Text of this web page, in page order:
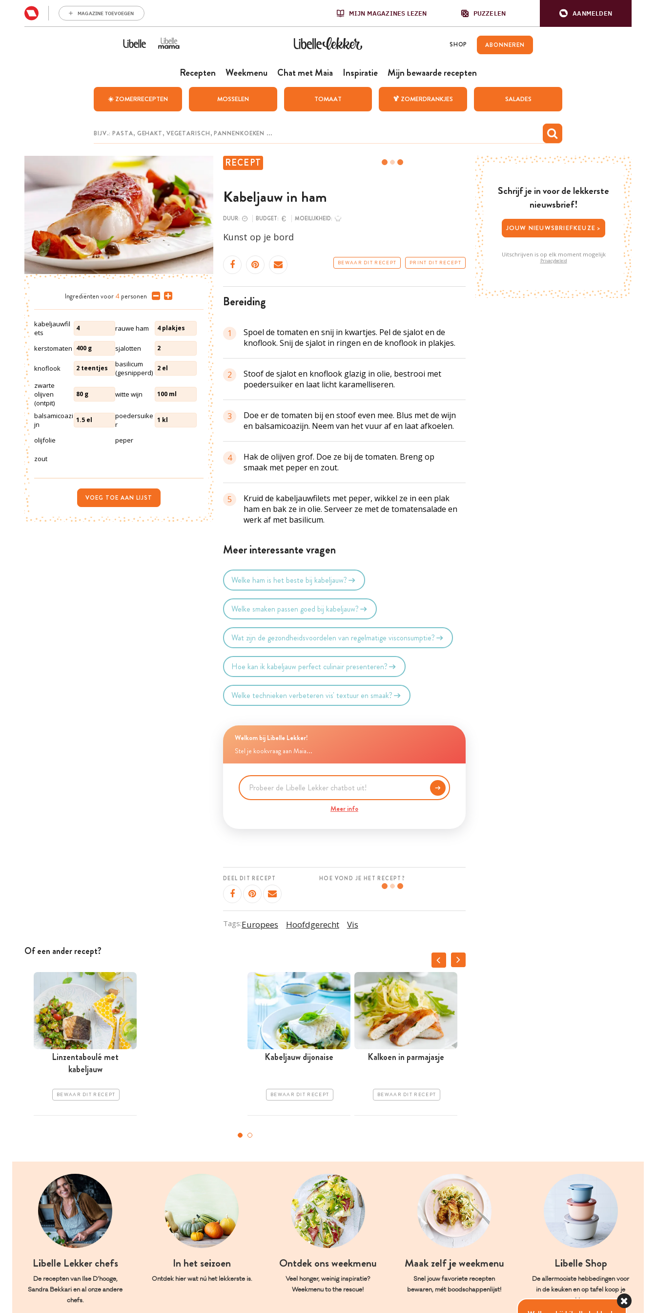
MAGAZINE TOEVOEGEN MIJN MAGAZINES LEZEN PUZZELEN AANMELDEN
SHOP ABONNEREN
Recepten Weekmenu Chat met Maia Inspiratie Mijn bewaarde recepten
☀️ ZOMERRECEPTEN MOSSELEN TOMAAT 🍹 ZOMERDRANKJES SALADES
RECEPT
Kabeljauw in ham
DUUR: BUDGET: MOEILIJKHEID:
Kunst op je bord
BEWAAR DIT RECEPT PRINT DIT RECEPT
bereiding
1
Spoel de tomaten en snij in kwartjes. Pel de sjalot en de
knoflook. Snij de sjalot in ringen en de knoflook in plakjes.
2
Stoof de sjalot en knoflook glazig in olie, bestrooi met
poedersuiker en laat licht karamelliseren.
3
Doe er de tomaten bij en stoof even mee. Blus met de wijn
en balsamicoazijn. Neem van het vuur af en laat afkoelen.
4
Hak de olijven grof. Doe ze bij de tomaten. Breng op
smaak met peper en zout.
5
Kruid de kabeljauwfilets met peper, wikkel ze in een plak
ham en bak ze in olie. Serveer ze met de tomatensalade en
werk af met basilicum.
Meer interessante vragen
Welke ham is het beste bij kabeljauw?
Welke smaken passen goed bij kabeljauw?
Wat zijn de gezondheidsvoordelen van regelmatige visconsumptie?
Hoe kan ik kabeljauw perfect culinair presenteren?
Welke technieken verbeteren vis' textuur en smaak?
Welkom bij Libelle Lekker!
Stel je kookvraag aan Maia...
Meer info
DEEL DIT RECEPT HOE VOND JE HET RECEPT?
Tags:Europees Hoofdgerecht Vis
Ingrediënten voor 4 personen
kabeljauwfil
ets
4 rauwe ham 4 plakjes
kerstomaten 400 g sjalotten 2
knoflook 2 teentjes
basilicum
(gesnipperd) 2 el
zwarte
olijven
(ontpit)
80 g witte wijn 100 ml
balsamicoazi
jn
1.5 el
poedersuike
r
1 kl
olijfolie peper
zout
VOEG TOE AAN LIJST
Of een ander recept?
Linzentaboulé met
kabeljauw
BEWAAR DIT RECEPT
Kabeljauw dijonaise
BEWAAR DIT RECEPT
Kalkoen in parmajasje
BEWAAR DIT RECEPT
Schrijf je in voor de lekkerste
nieuwsbrief!
JOUW NIEUWSBRIEFKEUZE >
Uitschrijven is op elk moment mogelijk
Privacybeleid
Libelle Lekker chefs
De recepten van Ilse D’hooge,
Sandra Bekkari en al onze andere
chefs.
In het seizoen
Ontdek hier wat nú het lekkerste is.
Ontdek ons weekmenu
Veel honger, weinig inspiratie?
Weekmenu to the rescue!
Maak zelf je weekmenu
Snel jouw favoriete recepten
bewaren, mét boodschappenlijst!
Libelle Shop
De allermooiste hebbedingen voor
in de keuken en op tafel koop je
hier.